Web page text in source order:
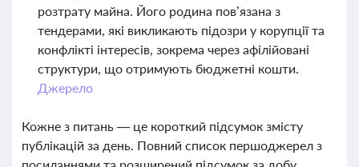
розтрату майна. Його родина пов’язана з
тендерами, які викликають підозри у корупції та
конфлікті інтересів, зокрема через афілійовані
структури, що отримують бюджетні кошти.
Джерело
Кожне з питань — це короткий підсумок змісту
публікацій за день. Повний список першоджерел з